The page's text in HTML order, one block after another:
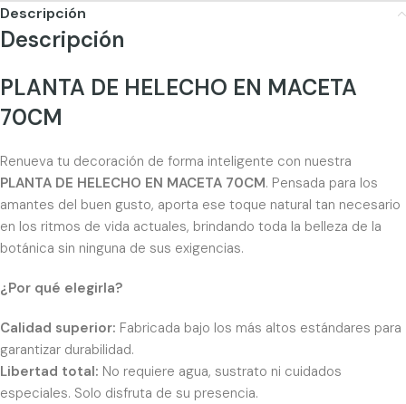
Descripción
Descripción
PLANTA DE HELECHO EN MACETA
70CM
Renueva tu decoración de forma inteligente con nuestra
PLANTA DE HELECHO EN MACETA 70CM. Pensada para los
amantes del buen gusto, aporta ese toque natural tan necesario
en los ritmos de vida actuales, brindando toda la belleza de la
botánica sin ninguna de sus exigencias.
¿Por qué elegirla?
Calidad superior: Fabricada bajo los más altos estándares para
garantizar durabilidad.
Libertad total: No requiere agua, sustrato ni cuidados
especiales. Solo disfruta de su presencia.